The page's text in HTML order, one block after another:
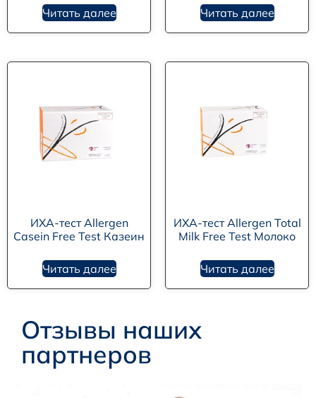
Читать далее Читать далее
ИХА-тест Allergen
Casein Free Test Казеин
Читать далее
ИХА-тест Allergen Total
Milk Free Test Молоко
Читать далее
Отзывы наших
партнеров